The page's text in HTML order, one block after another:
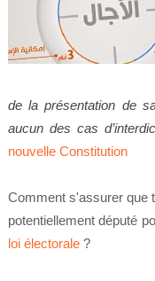
de la présentation de
aucun des cas
nouvelle Constitution
Comment s'assurer que
potentiellement député
loi électorale?